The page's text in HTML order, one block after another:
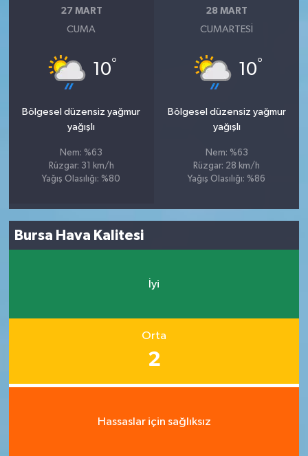
27 MART
CUMA
10°
Bölgesel düzensiz yağmur
yağışlı
Nem: %63
Rüzgar: 31 km/h
Yağış Olasılığı: %80
28 MART
CUMARTESI
10°
Bölgesel düzensiz yağmur
yağışlı
Nem: %63
Rüzgar: 28 km/h
Yağış Olasılığı: %86
Bursa Hava Kalitesi
İyi
Orta
2
Hassaslar için sağlıksız